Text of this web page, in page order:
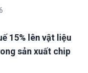
15% lên vật liệu
sản xuất chip